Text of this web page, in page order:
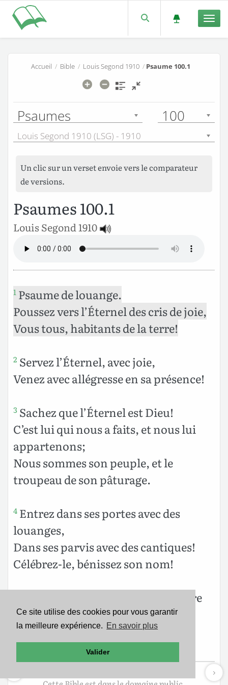
Ce site utilise des cookies pour vous garantir
la meilleure expérience. En savoir plus
Valider
Accueil / Bible/ Louis Segond 1910/ Psaume 100.1
Psaumes 100
Louis Segond 1910 (LSG) - 1910
Un clic sur un verset envoie vers le comparateur
de versions.
Psaumes 100.1
Louis Segond 1910
1 Psaume de louange.
Poussez vers l’Éternel des cris de joie,
Vous tous, habitants de la terre!
2 Servez l’Éternel, avec joie,
Venez avec allégresse en sa présence!
3 Sachez que l’Éternel est Dieu!
C’est lui qui nous a faits, et nous lui
appartenons;
Nous sommes son peuple, et le
troupeau de son pâturage.
4 Entrez dans ses portes avec des
louanges,
Dans ses parvis avec des cantiques!
Célébrez-le, bénissez son nom!
Car l’Éternel est bon; sa bonté dure
toujours,
Et sa fidélité de génération en
génération.